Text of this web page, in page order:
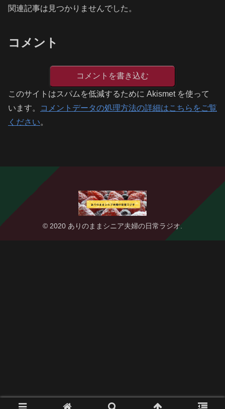
関連記事は見つかりませんでした。
コメント
コメントを書き込む
このサイトはスパムを低減するために Akismet を使って
います。
コメントデータの処理方法の詳細はこちらをご覧
ください。
© 2020 ありのままシニア夫婦の日常ラジオ.